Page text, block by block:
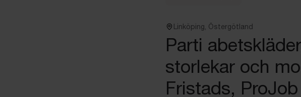
Linköping, Östergötland
Parti
storlekar och
Fristads,